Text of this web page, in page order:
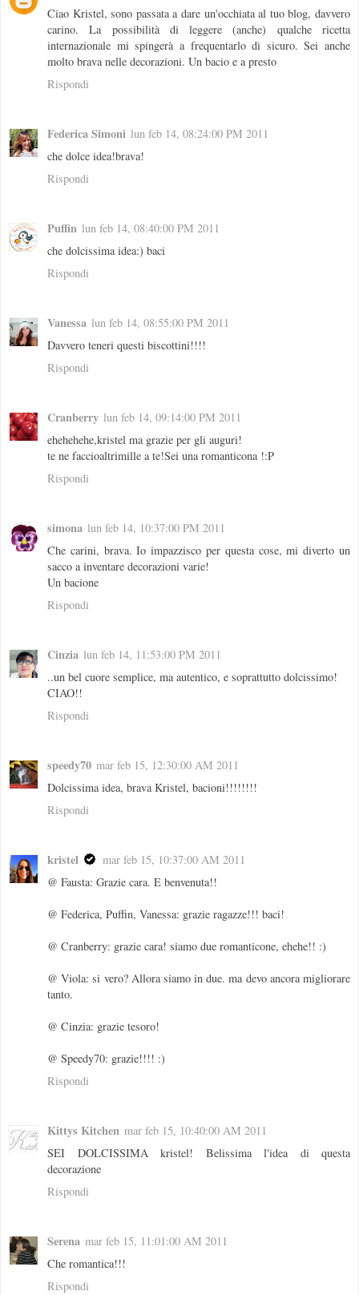
Ciao Kristel, sono passata a dare un'occhiata al tuo blog, davvero
carino. La possibilità di leggere (anche) qualche ricetta
internazionale mi spingerà a frequentarlo di sicuro. Sei anche
molto brava nelle decorazioni. Un bacio e a presto
Rispondi
Federica Simoni lun feb 14, 08:24:00 PM 2011
che dolce idea!brava!
Rispondi
Puffin lun feb 14, 08:40:00 PM 2011
che dolcissima idea:) baci
Rispondi
Vanessa lun feb 14, 08:55:00 PM 2011
Davvero teneri questi biscottini!!!!
Rispondi
Cranberry lun feb 14, 09:14:00 PM 2011
ehehehehe,kristel ma grazie per gli auguri!
te ne faccioaltrimille a te!Sei una romanticona !:P
Rispondi
simona lun feb 14, 10:37:00 PM 2011
Che carini, brava. Io impazzisco per questa cose, mi diverto un
sacco a inventare decorazioni varie!
Un bacione
Rispondi
Cinzia lun feb 14, 11:53:00 PM 2011
..un bel cuore semplice, ma autentico, e soprattutto dolcissimo!
CIAO!!
Rispondi
speedy70 mar feb 15, 12:30:00 AM 2011
Dolcissima idea, brava Kristel, bacioni!!!!!!!!
Rispondi
kristel
mar feb 15, 10:37:00 AM 2011
@ Fausta: Grazie cara. E benvenuta!!
@ Federica, Puffin, Vanessa: grazie ragazze!!! baci!
@ Cranberry: grazie cara! siamo due romanticone, ehehe!! :)
@ Viola: si vero? Allora siamo in due. ma devo ancora migliorare
tanto.
@ Cinzia: grazie tesoro!
@ Speedy70: grazie!!!! :)
Rispondi
Kittys Kitchen mar feb 15, 10:40:00 AM 2011
SEI DOLCISSIMA kristel! Belissima l'idea di questa
decorazione
Rispondi
Serena mar feb 15, 11:01:00 AM 2011
Che romantica!!!
Rispondi